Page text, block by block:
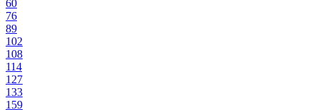
60
76
89
102
108
114
127
133
159